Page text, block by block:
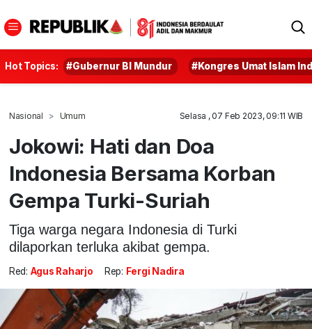
Hot Topics: #Gubernur BI Mundur #Kongres Umat Islam
Nasional Umum Selasa , 07 Feb 2023, 09:11 WIB
Jokowi: Hati dan Doa
Indonesia Bersama Korban
Gempa Turki-Suriah
Tiga warga negara Indonesia di Turki
dilaporkan terluka akibat gempa.
Red: Agus Raharjo Rep: Fergi Nadira